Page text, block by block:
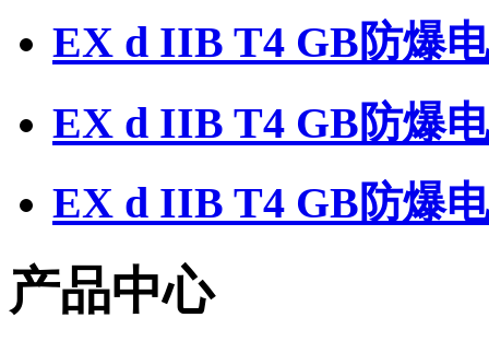
EX d IIB T4 GB防爆
EX d IIB T4 GB防爆
EX d IIB T4 GB防爆
产品中心